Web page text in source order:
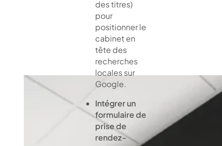
des titres)
pour
positionner le
cabinet en
tête des
recherches
locales sur
Google.
Intégrer un
formulaire de
prise de
rendez-